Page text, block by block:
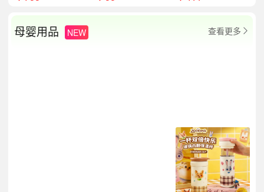
母婴用品 NEW 查看更多 